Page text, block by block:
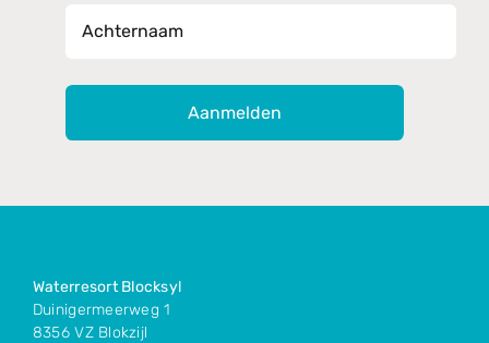
Waterresort Blocksyl
Duinigermeerweg 1
8356 VZ Blokzijl